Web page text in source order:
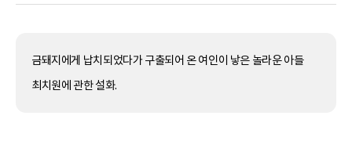
금돼지에게 납치되었다가 구출되어 온 여인이 낳은 놀라운 아들
최치원에 관한 설화.